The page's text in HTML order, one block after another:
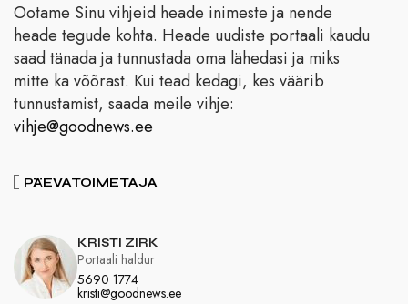
Ootame Sinu vihjeid heade inimeste ja nende
heade tegude kohta. Heade uudiste portaali kaudu
saad tänada ja tunnustada oma lähedasi ja miks
mitte ka võõrast. Kui tead kedagi, kes väärib
tunnustamist, saada meile vihje:
vihje@goodnews.ee
PÄEVATOIMETAJA
KRISTI ZIRK
5690 1774
kristi@goodnews.ee
Portaali haldur